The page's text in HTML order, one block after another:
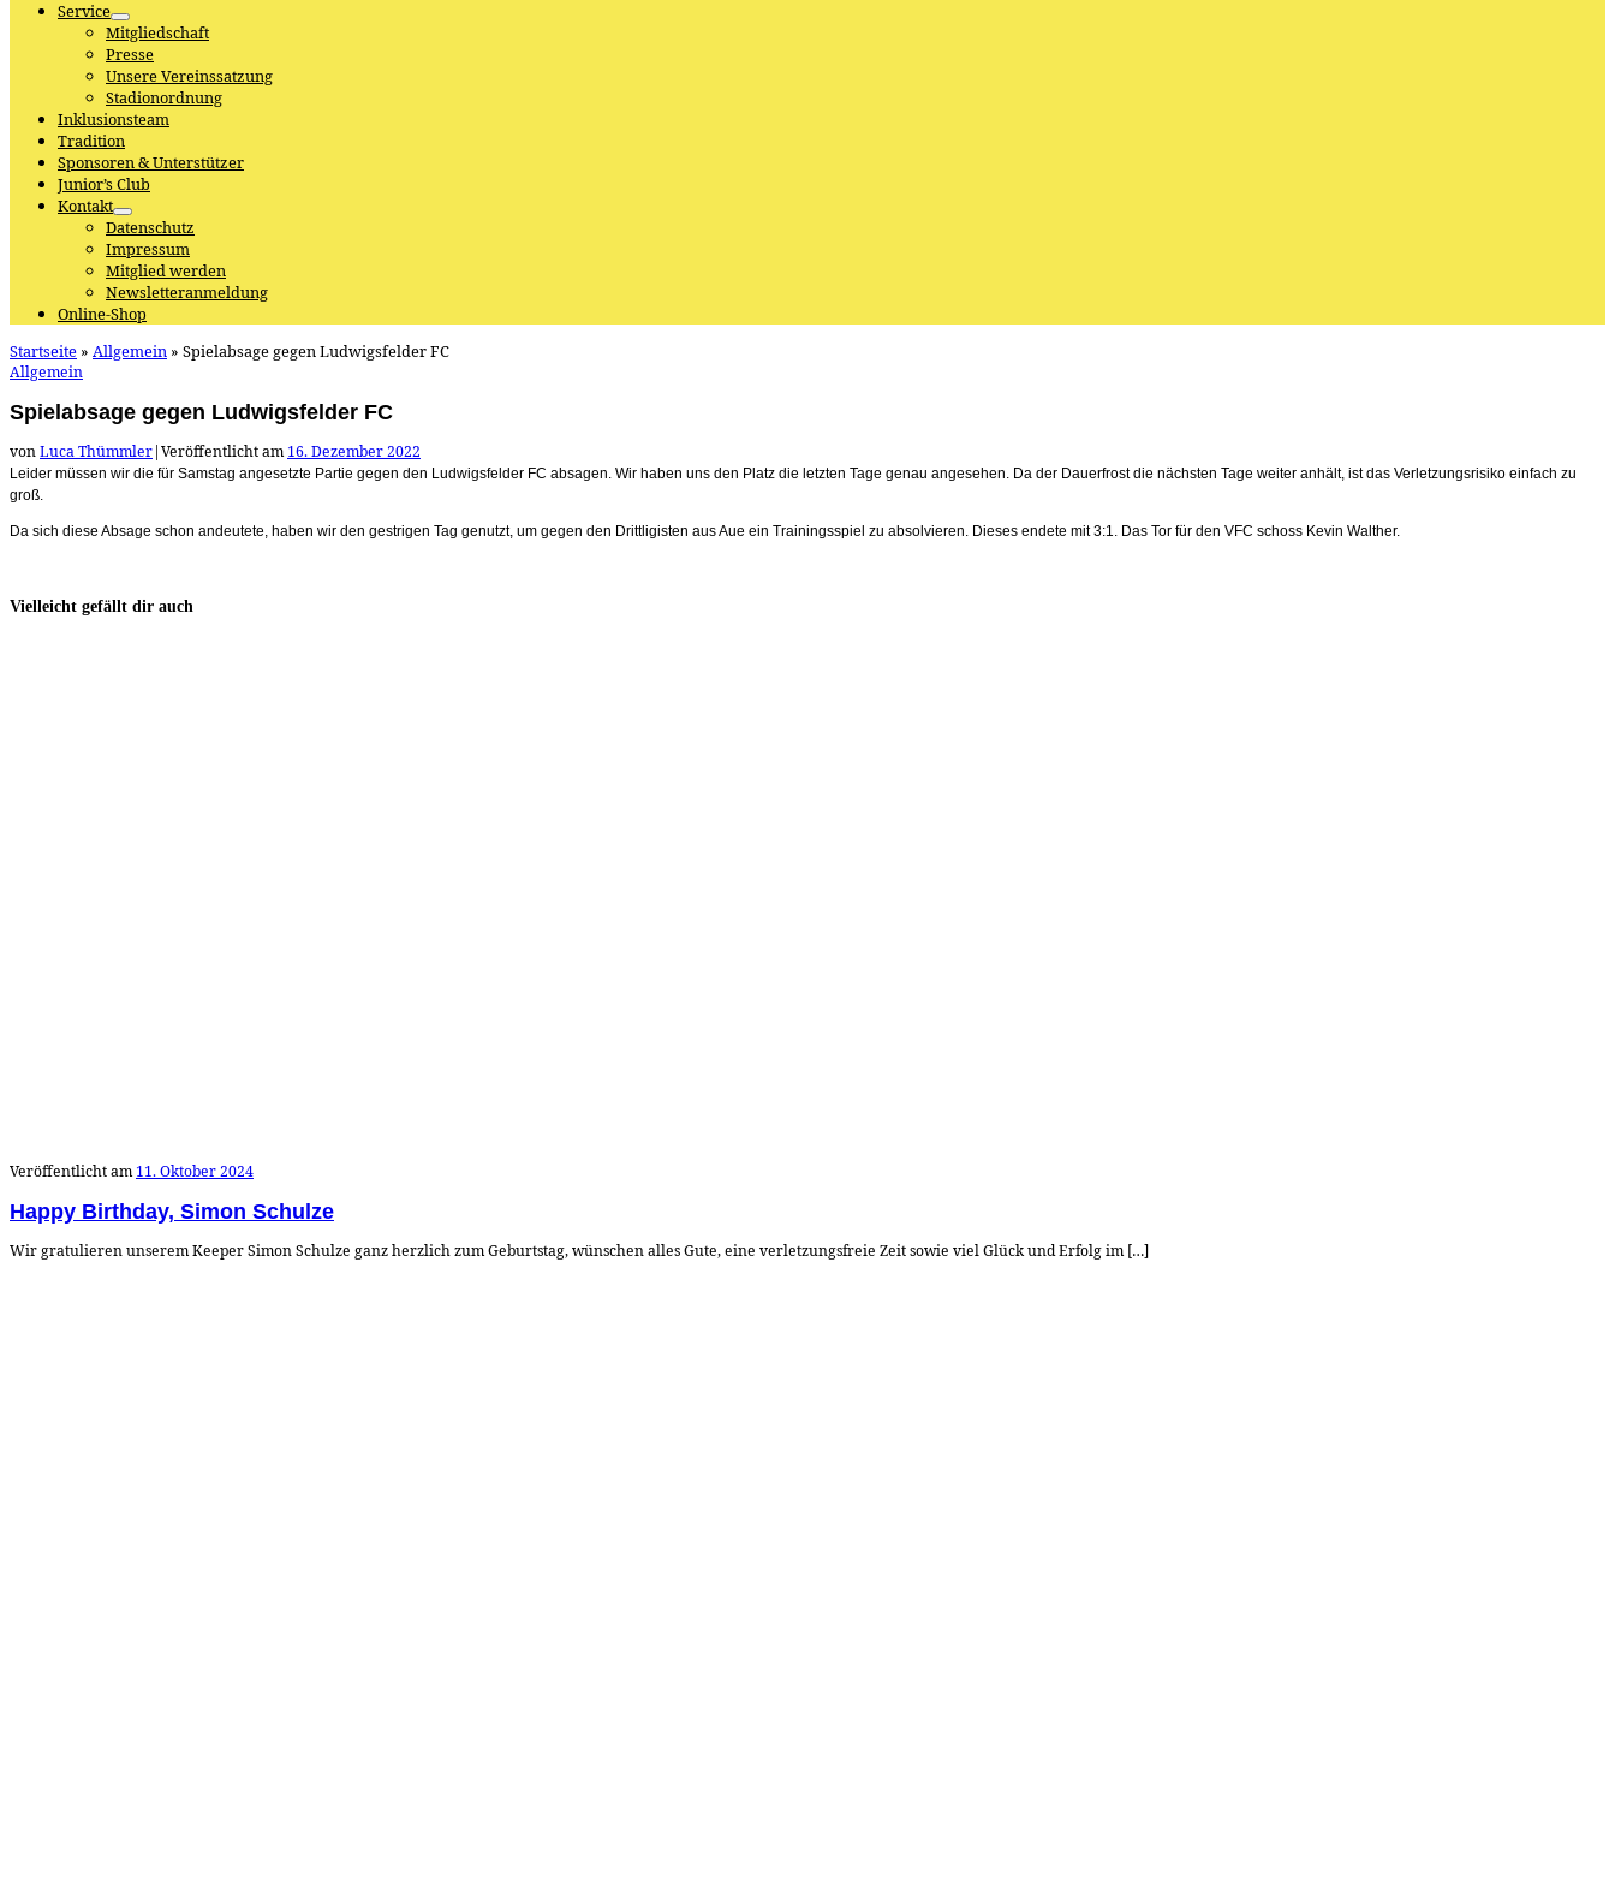
Service
Mitgliedschaft
Presse
Unsere Vereinssatzung
Stadionordnung
Inklusionsteam
Tradition
Sponsoren & Unterstützer
Junior’s Club
Kontakt
Datenschutz
Impressum
Mitglied werden
Newsletteranmeldung
Online-Shop
Startseite » Allgemein » Spielabsage gegen Ludwigsfelder FC
Allgemein
Spielabsage gegen Ludwigsfelder FC
vonLuca Thümmler|Veröffentlicht am16. Dezember 2022
Leider müssen wir die für Samstag angesetzte Partie gegen den Ludwigsfelder FC absagen. Wir haben uns den Platz die letzten Tage genau angesehen. Da der Dauerfrost die nächsten Tage weiter anhält, ist das Verletzungsrisiko einfach zu
groß.
Da sich diese Absage schon andeutete, haben wir den gestrigen Tag genutzt, um gegen den Drittligisten aus Aue ein Trainingsspiel zu absolvieren. Dieses endete mit 3:1. Das Tor für den VFC schoss Kevin Walther.
Vielleicht gefällt dir auch
Veröffentlicht am11. Oktober 2024
Happy Birthday, Simon Schulze
Wir gratulieren unserem Keeper Simon Schulze ganz herzlich zum Geburtstag, wünschen alles Gute, eine verletzungsfreie Zeit sowie viel Glück und Erfolg im […]